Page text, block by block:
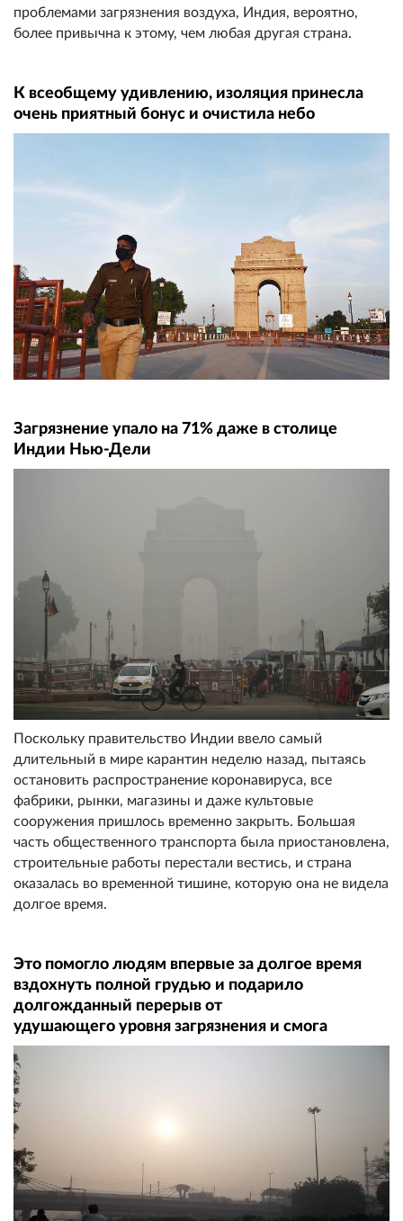
проблемами загрязнения воздуха, Индия, вероятно,
более привычна к этому, чем любая другая страна.
К всеобщему удивлению, изоляция принесла
очень приятный бонус и очистила небо
Загрязнение упало на 71% даже в столице
Индии Нью-Дели
Поскольку правительство Индии ввело самый
длительный в мире карантин неделю назад, пытаясь
остановить распространение коронавируса, все
фабрики, рынки, магазины и даже культовые
сооружения пришлось временно закрыть. Большая
часть общественного транспорта была приостановлена,
строительные работы перестали вестись, и страна
оказалась во временной тишине, которую она не видела
долгое время.
Это помогло людям впервые за долгое время
вздохнуть полной грудью и подарило
долгожданный перерыв от
удушающего уровня загрязнения и смога